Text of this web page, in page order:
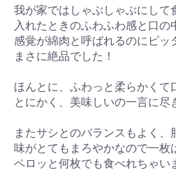
我が家ではしゃぶしゃぶにして
入れたときのふわふわ感と口の
感覚が綿肉と呼ばれるのにピッ
まさに絶品でした！
ほんとに、ふわっと柔らかくて
とにかく、美味しいの一言に尽
またサシとのバランスもよく、
味がとてもまろやかなので一枚
ペロッと何枚でも食べれちゃい